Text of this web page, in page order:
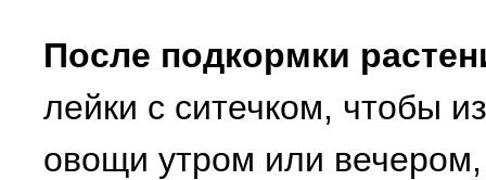
После подкормки
лейки с ситечком, чтобы
овощи утром или вечером,